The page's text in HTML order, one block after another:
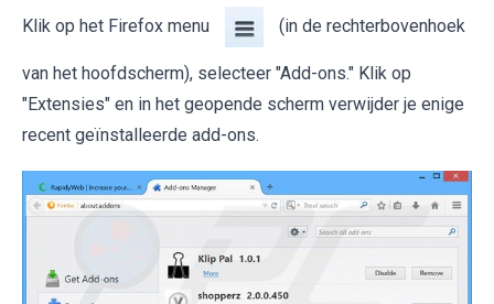
Klik op het Firefox menu (in de rechterbovenhoek
van het hoofdscherm), selecteer "Add-ons." Klik op
"Extensies" en in het geopende scherm verwijder je enige
recent geïnstalleerde add-ons.